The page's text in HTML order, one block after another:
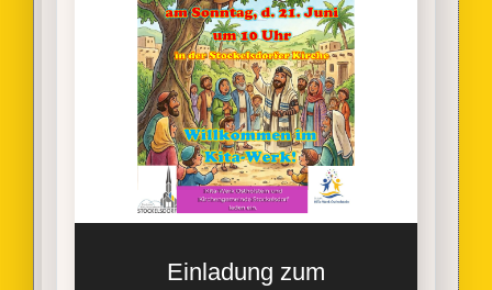
Einladung zum